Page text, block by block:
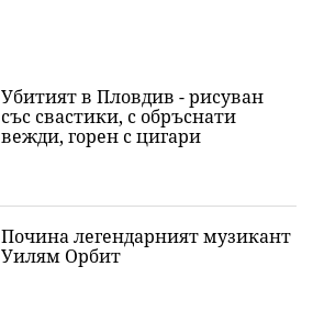
Убитият в Пловдив - рисуван
със свастики, с обръснати
вежди, горен с цигари
Почина легендарният музикант
Уилям Орбит